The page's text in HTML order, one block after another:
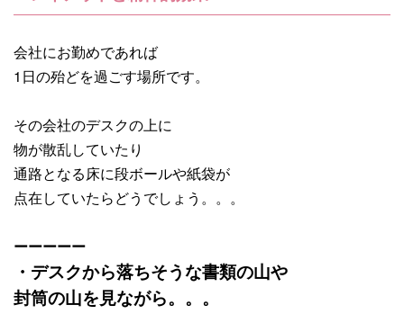
会社にお勤めであれば
1日の殆どを過ごす場所です。
その会社のデスクの上に
物が散乱していたり
通路となる床に段ボールや紙袋が
点在していたらどうでしょう。。。
ーーーーー
・デスクから落ちそうな書類の山や
封筒の山を見ながら。。。